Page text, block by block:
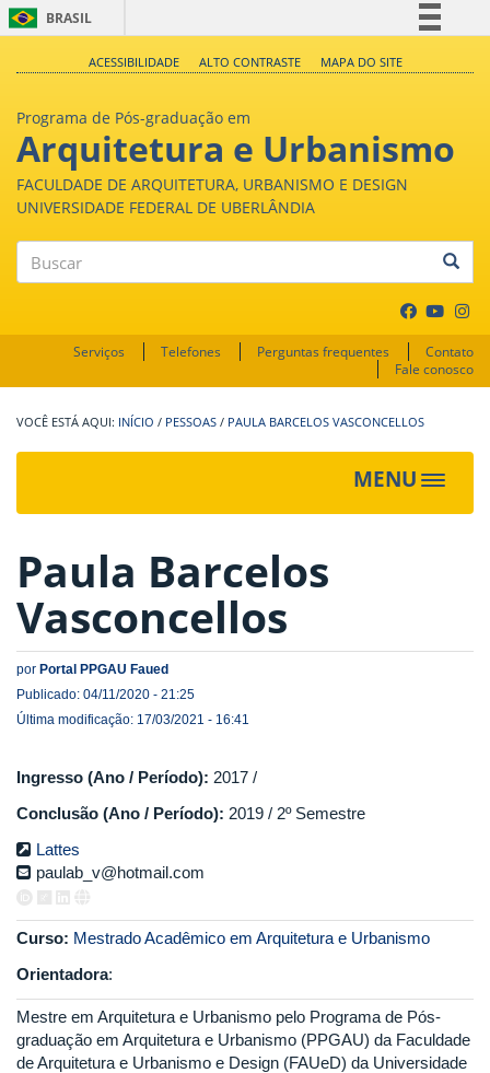
BRASIL
Acesso à informação
Legislação
ACESSIBILIDADE ALTO CONTRASTE MAPA DO SITE
Programa de Pós-graduação em
Arquitetura e Urbanismo
FACULDADE DE ARQUITETURA, URBANISMO E DESIGN
UNIVERSIDADE FEDERAL DE UBERLÂNDIA
Serviços Telefones Perguntas frequentes
Contato
Fale conosco
INÍCIO / PESSOAS / PAULA BARCELOS VASCONCELLOS
MENU
Toggle
Paula Barcelos
Vasconcellos
por Portal PPGAU Faued
Publicado: 04/11/2020 - 21:25
Última modificação: 17/03/2021 - 16:41
Ingresso (Ano / Período): 2017 /
Conclusão (Ano / Período): 2019 / 2º Semestre
Lattes
paulab_v@hotmail.com
Curso: Mestrado Acadêmico em Arquitetura e Urbanismo
Orientadora:
Mestre em Arquitetura e Urbanismo pelo Programa de Pós-
graduação em Arquitetura e Urbanismo (PPGAU) da Faculdade
de Arquitetura e Urbanismo e Design (FAUeD) da Universidade